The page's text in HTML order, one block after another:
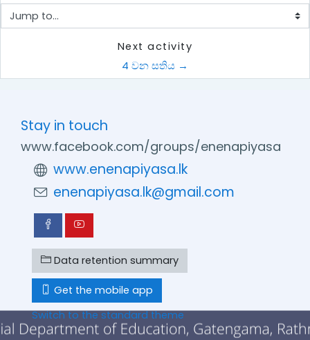
Jump to...
Next activity
4 වන සතිය →
Stay in touch
www.facebook.com/groups/enenapiyasa
www.enenapiyasa.lk
enenapiyasa.lk@gmail.com
Data retention summary
Get the mobile app
Switch to the standard theme